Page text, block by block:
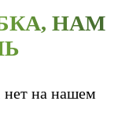
НАМ
на нашем